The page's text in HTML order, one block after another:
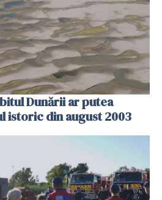
Dunării ar putea
istoric din august 2003